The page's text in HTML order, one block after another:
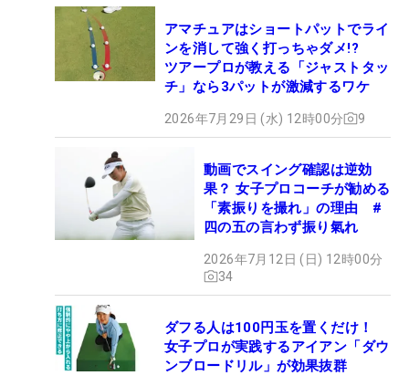
アマチュアはショートパットでライ
ンを消して強く打っちゃダメ!?
ツアープロが教える「ジャストタッ
チ」なら3パットが激減するワケ
2026年7月29日 (水) 12時00分 9
動画でスイング確認は逆効
果？ 女子プロコーチが勧める
「素振りを撮れ」の理由 #
四の五の言わず振り氣れ
2026年7月12日 (日) 12時00分
34
ダフる人は100円玉を置くだけ！
女子プロが実践するアイアン「ダウ
ンブロードリル」が効果抜群